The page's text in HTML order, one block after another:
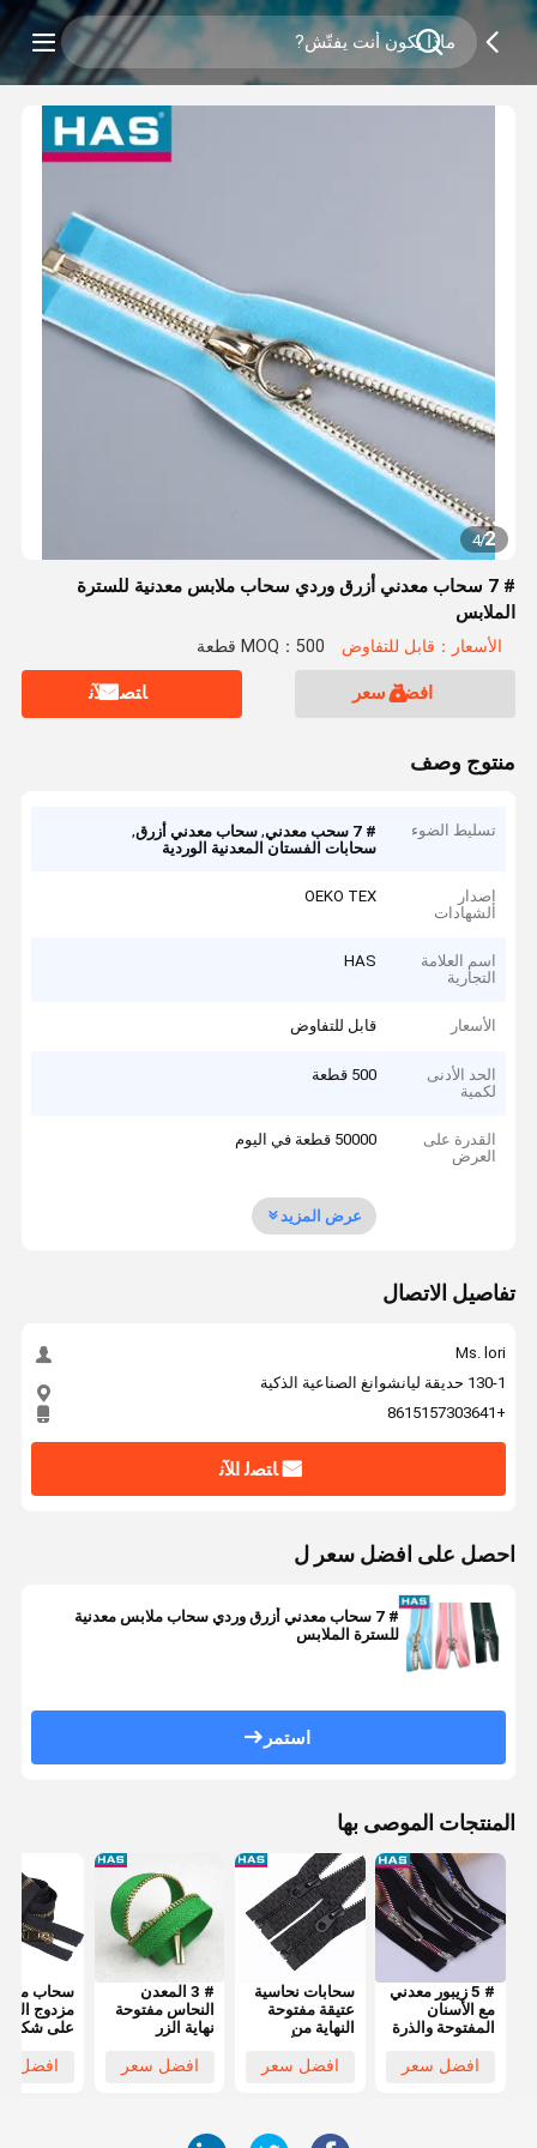
2
/
4
# 7 سحاب معدني أزرق وردي سحاب ملابس معدنية للسترة
الملابس
الأسعار：قابل للتفاوض MOQ：500 قطعة
افضل سعر ﺎﺘﺼﻟ ﺍﻶﻧ
منتوج وصف
تسليط الضوء # 7 سحب معدني ,سحاب معدني أزرق,
سحابات الفستان المعدنية الوردية
إصدار
الشهادات
OEKO TEX
اسم العلامة
التجارية
HAS
الأسعار قابل للتفاوض
الحد الأدنى
لكمية
500 قطعة
القدرة على
العرض
50000 قطعة في اليوم
عرض المزيد
تفاصيل الاتصال
Ms. lori
130-1 حديقة ليانشوانغ الصناعية الذكية
+8615157303641
ﺎﺘﺼﻟ ﺍﻶﻧ
احصل على افضل سعر ل
# 7 سحاب معدني أزرق وردي سحاب ملابس معدنية
للسترة الملابس
استمر
المنتجات الموصى بها
# 5 زيبور معدني
مع الأسنان
المفتوحة والذرة
والسحب على
افضل سعر
سحابات نحاسية
عتيقة مفتوحة
النهاية من
للملابس أو
افضل سعر
# 3 المعدن
النحاس مفتوحة
نهاية الزر
المخصصة
افضل سعر
سحاب
مزدوج
على شكل
افضل